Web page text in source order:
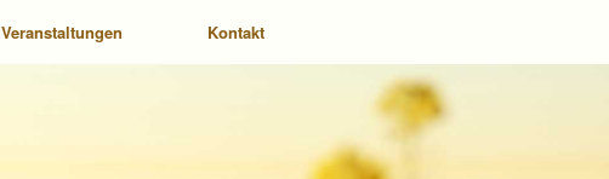
Veranstaltungen Kontakt